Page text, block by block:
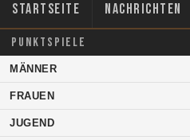
Startseite Nachrichten
PUNKTSPIELE
MÄNNER
FRAUEN
JUGEND